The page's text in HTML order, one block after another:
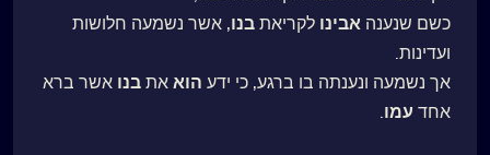
כשם שנענה אבינולקריאת בנו, אשר נשמעה חלושות
ועדינות.
אך נשמעה ונענתה בו ברגע, כי ידע הואאת בנואשר ברא
אחד עמו.